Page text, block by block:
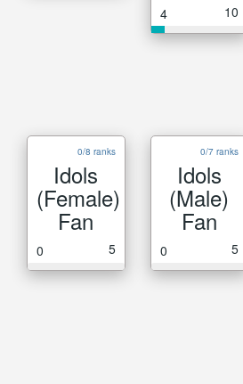
4 10
0/8 ranks
Idols
(Female)
Fan
0 5
0/7 ranks
Idols
(Male)
Fan
0 5